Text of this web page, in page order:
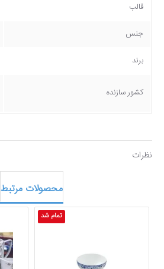
قالب
جنس
برند
کشور سازنده
نظرات
محصولات مرتبط
تمام شد